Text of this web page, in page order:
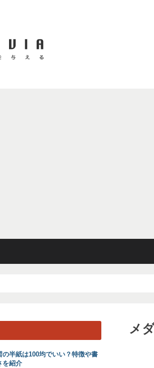
メ
の半紙は100均でいい？特徴や書
を紹介